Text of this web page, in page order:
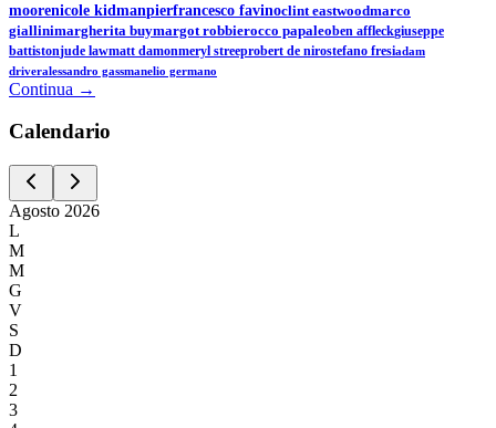
moorenicole kidmanpierfrancesco favinoclint eastwoodmarco
giallinimargherita buymargot robbierocco papaleoben affleckgiuseppe
battistonjude lawmatt damonmeryl streeprobert de nirostefano fresiadam
driveralessandro gassmanelio germano
Continua →
Calendario
Agosto 2026
L
M
M
G
V
S
D
1
2
3